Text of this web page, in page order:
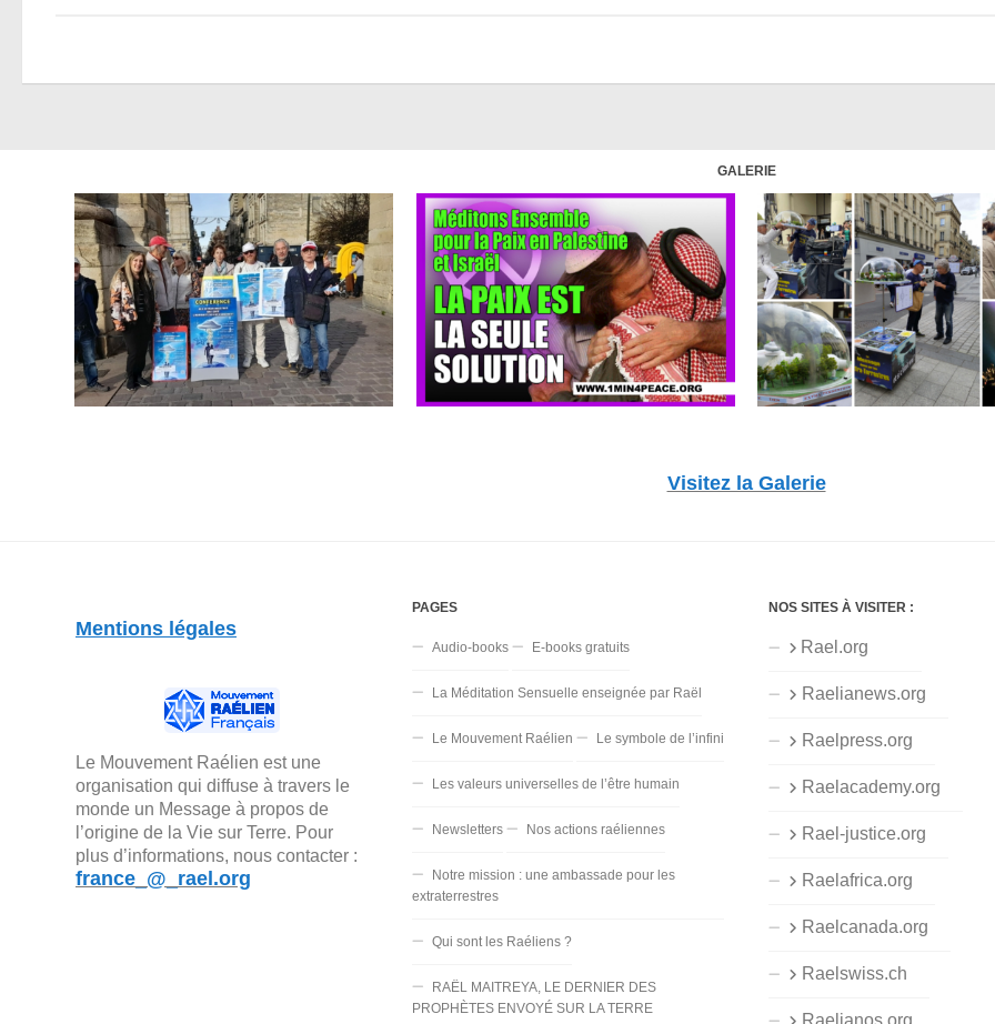
GALERIE
Visitez la Galerie
Mentions légales
Le Mouvement Raélien est une
organisation qui diffuse à travers le
monde un Message à propos de
l’origine de la Vie sur Terre. Pour
plus d’informations, nous contacter :
france_@_rael.org
PAGES
Audio-books E-books gratuits
La Méditation Sensuelle enseignée par Raël
Le Mouvement Raélien Le symbole de l’infini
Les valeurs universelles de l’être humain
Newsletters Nos actions raéliennes
Notre mission : une ambassade pour les
extraterrestres
Qui sont les Raéliens ?
RAËL MAITREYA, LE DERNIER DES
PROPHÈTES ENVOYÉ SUR LA TERRE
NOS SITES À VISITER :
Rael.org
Raelianews.org
Raelpress.org
Raelacademy.org
Rael-justice.org
Raelafrica.org
Raelcanada.org
Raelswiss.ch
Raelianos.org